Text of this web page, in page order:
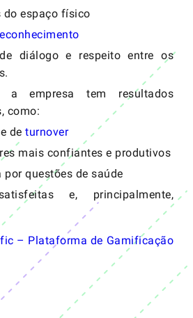
do espaço físico
diálogo e respeito entre os
a empresa tem resultados
como:
de turnover
mais confiantes e produtivos
questões de saúde
e, principalmente,
– Plataforma de Gamificação